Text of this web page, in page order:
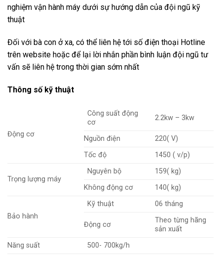
nghiệm vận hành máy dưới sự hướng dẫn của đội ngũ kỹ
thuật
Đối với bà con ở xa, có thể liên hệ tới số điện thoại Hotline
trên website hoặc để lại lời nhắn phần bình luận đội ngũ tư
vấn sẽ liên hệ trong thời gian sớm nhất
Thông số kỹ thuật
Động cơ
Công suất động
cơ
2.2kw – 3kw
Nguồn điện
220( V)
Tốc độ
1450 ( v/p)
Trọng lượng máy
Nguyên bộ
159( kg)
Không động cơ
140( kg)
Bảo hành
Kỹ thuật 06 tháng
Động cơ
Theo từng hãng
sản xuất
Năng suất
500- 700kg/h